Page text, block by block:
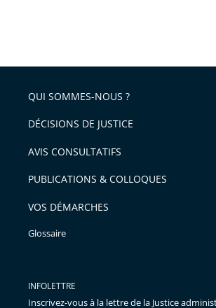
QUI SOMMES-NOUS ?
DÉCISIONS DE JUSTICE
AVIS CONSULTATIFS
PUBLICATIONS & COLLOQUES
VOS DÉMARCHES
Glossaire
INFOLETTRE
Inscrivez-vous à la lettre de la Justice